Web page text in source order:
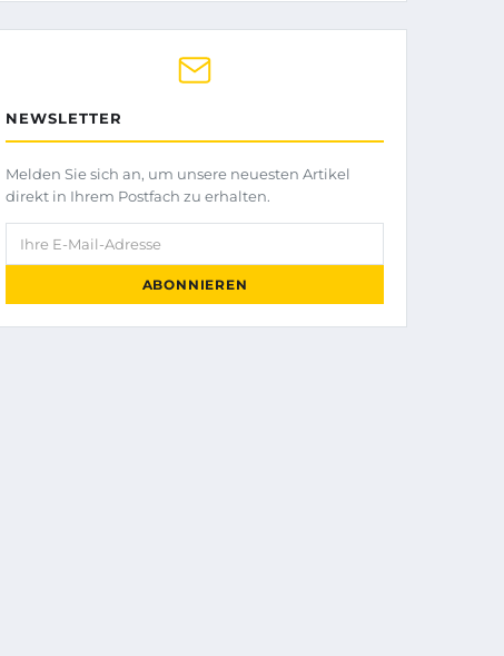
NEWSLETTER
Melden Sie sich an, um unsere neuesten Artikel
direkt in Ihrem Postfach zu erhalten.
Ihre E-Mail-Adresse
ABONNIEREN